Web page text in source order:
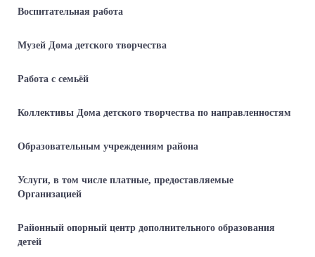
Воспитательная работа
Музей Дома детского творчества
Работа с семьёй
Коллективы Дома детского творчества по направленностям
Образовательным учреждениям района
Услуги, в том числе платные, предоставляемые
Организацией
Районный опорный центр дополнительного образования
детей